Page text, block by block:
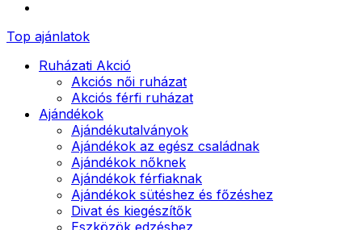
Top ajánlatok
Ruházati Akció
Akciós női ruházat
Akciós férfi ruházat
Ajándékok
Ajándékutalványok
Ajándékok az egész családnak
Ajándékok nőknek
Ajándékok férfiaknak
Ajándékok sütéshez és főzéshez
Divat és kiegészítők
Eszközök edzéshez